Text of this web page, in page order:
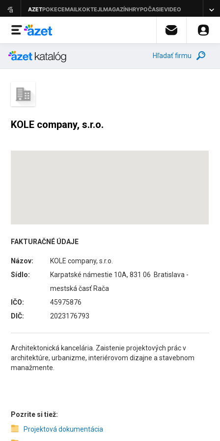
Hľadať firmu
KOLE company, s.r.o.
FAKTURAČNÉ ÚDAJE
Názov:
KOLE company, s.r.o.
Sídlo:
Karpatské námestie 10A, 831 06 Bratislava -
mestská časť Rača
IČO:
45975876
DIČ:
2023176793
Architektonická kancelária. Zaistenie projektových prác v
architektúre, urbanizme, interiérovom dizajne a stavebnom
manažmente.
Pozrite si tiež:
Projektová dokumentácia